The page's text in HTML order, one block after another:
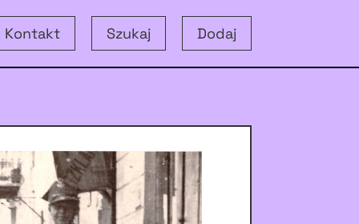
Kontakt Szukaj Dodaj